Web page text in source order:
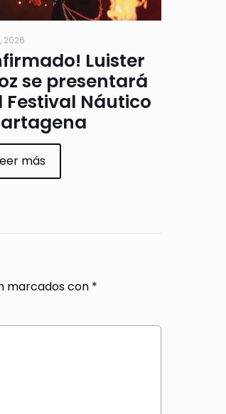
2026
Luister
se presentará
Festival Náutico
más
marcados con *